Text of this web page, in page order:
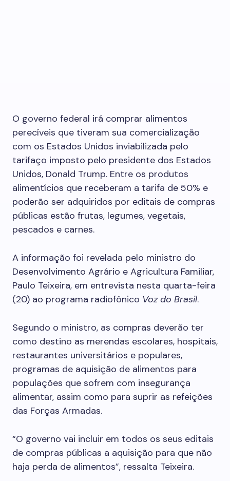
O governo federal irá comprar alimentos
perecíveis que tiveram sua comercialização
com os Estados Unidos inviabilizada pelo
tarifaço imposto pelo presidente dos Estados
Unidos, Donald Trump. Entre os produtos
alimentícios que receberam a tarifa de 50% e
poderão ser adquiridos por editais de compras
públicas estão frutas, legumes, vegetais,
pescados e carnes.
A informação foi revelada pelo ministro do
Desenvolvimento Agrário e Agricultura Familiar,
Paulo Teixeira, em entrevista nesta quarta-feira
(20) ao programa radiofônico Voz do Brasil.
Segundo o ministro, as compras deverão ter
como destino as merendas escolares, hospitais,
restaurantes universitários e populares,
programas de aquisição de alimentos para
populações que sofrem com insegurança
alimentar, assim como para suprir as refeições
das Forças Armadas.
“O governo vai incluir em todos os seus editais
de compras públicas a aquisição para que não
haja perda de alimentos”, ressalta Teixeira.